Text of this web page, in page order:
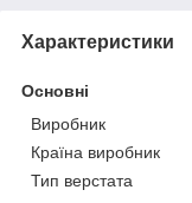
Характеристики
Основні
Виробник
Країна виробник
Тип верстата